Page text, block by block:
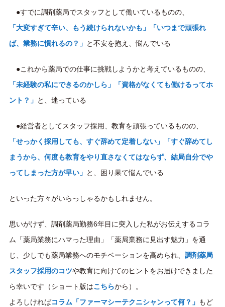
●すでに調剤薬局でスタッフとして働いているものの、
「大変すぎて辛い、もう続けられないかも」「いつまで頑張れ
ば、業務に慣れるの？」 と不安を抱え、悩んでいる
●これから薬局での仕事に挑戦しようかと考えているものの、
「未経験の私にできるのかしら」「資格がなくても働けるってホ
ント？」 と、迷っている
●経営者としてスタッフ採用、教育を頑張っているものの、
「せっかく採用しても、すぐ辞めて定着しない」「 すぐ辞めてし
まうから、何度も教育をやり直さなくてはならず、結局自分でや
ってしまった方が早い」 と、困り果て悩んでいる
といった方々がいらっしゃるかもしれません。
思いがけず、調剤薬局勤務6年目に突入した私がお伝えするコラ
ム「薬局業務にハマった理由」「薬局業務に見出す魅力」を通
じ、少しでも薬局業務へのモチベーションを高められ、 調剤薬局
スタッフ採用のコツや教育に向けてのヒントをお届けできました
ら幸いです（ショート版はこちらから）。
よろしければコラム 「ファーマシーテクニシャンって何？」 もど